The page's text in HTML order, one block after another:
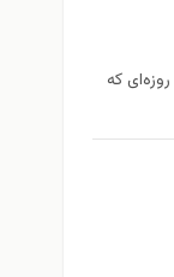
تمرین در خانه بدون تجهیزات: برنامه ۳۰ روزه‌ای که